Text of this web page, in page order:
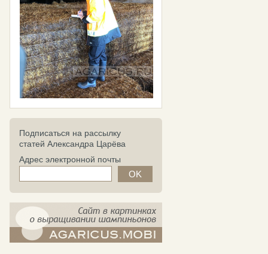
Подписаться на рассылку
статей Александра Царёва
Адрес электронной почты